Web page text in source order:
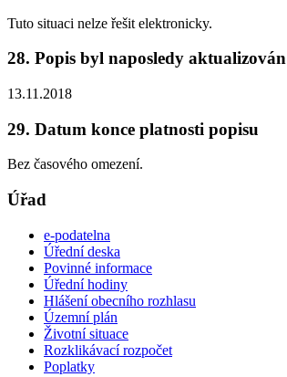
Tuto situaci nelze řešit elektronicky.
28. Popis byl naposledy aktualizován
13.11.2018
29. Datum konce platnosti popisu
Bez časového omezení.
Úřad
e-podatelna
Úřední deska
Povinné informace
Úřední hodiny
Hlášení obecního rozhlasu
Územní plán
Životní situace
Rozklikávací rozpočet
Poplatky